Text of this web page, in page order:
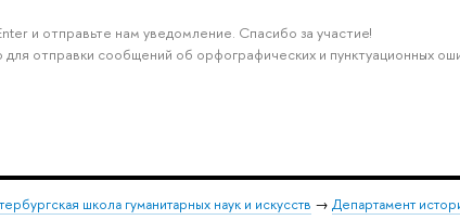
и отправьте нам уведомление. Спасибо за участие!
отправки сообщений об орфографических и пунктуационных
школа гуманитарных наук и искусств → Департамент